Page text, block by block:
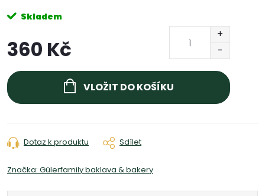
Skladem
360 Kč
cena:
VLOŽIT DO KOŠÍKU
Dotaz k produktu Sdílet
Značka: Gülerfamily baklava & bakery